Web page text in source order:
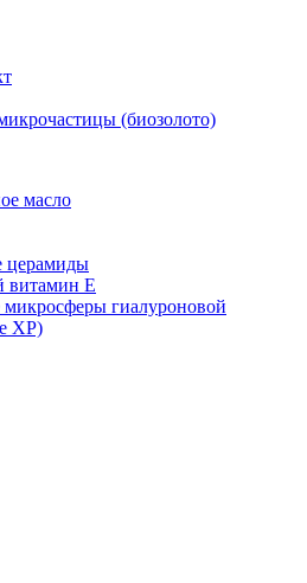
(биозолото)
масло
церамиды
витамин Е
гиалуроновой
XP)